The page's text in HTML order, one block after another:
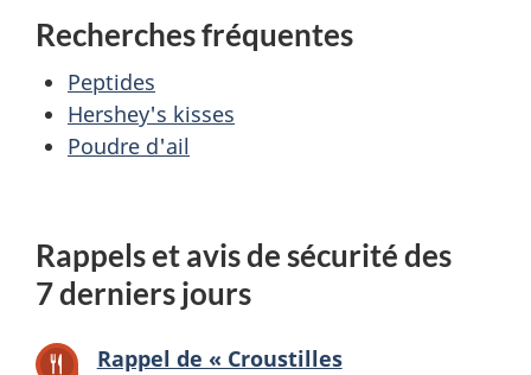
Recherches fréquentes
Peptides
Hershey's kisses
Poudre d'ail
Rappels et avis de sécurité des
7 derniers jours
Rappel de « Croustilles